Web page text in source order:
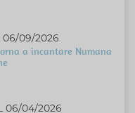
06/09/2026
a incantare Numana
06/04/2026